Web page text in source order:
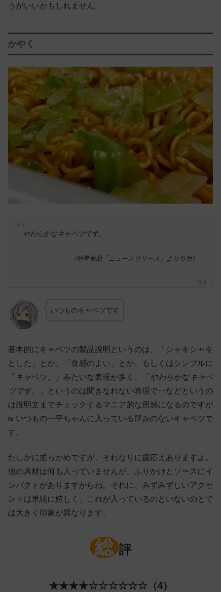
うがいいかもしれません。
かやく
やわらかなキャベツです。
（明星食品「ニュースリリース」より引用）
いつものキャベツです
基本的にキャベツの製品説明というのは、「シャキシャキ
とした」とか、「食感のよい」とか、もしくはシンプルに
「キャベツ。」みたいな表現が多く、「 やわらかなキャベ
ツです。
」というのは聞きなれない表現で‥などというの
は説明文までチェックするマニア的な所感になるのですが
w いつもの一平ちゃんに入っている厚みのないキャベツで
す。
たしかに柔らかめですが、それなりに歯応えありますよ。
他の具材は何も入っていませんが、ふりかけとソースにイ
ンパクトがありますからね。それに、みずみずしいアクセ
ントは単純に嬉しく、これが入っているのといないのとで
は大きく印象が異なります。
総 評
★★★★☆☆☆☆☆☆（4）